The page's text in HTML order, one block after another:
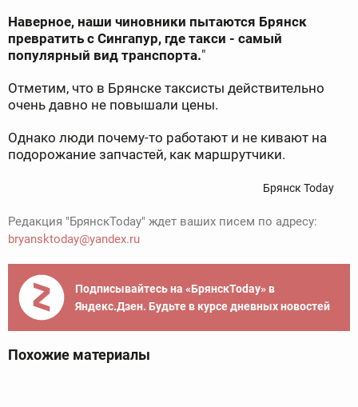
Наверное, наши чиновники пытаются Брянск
превратить с Сингапур, где такси - самый
популярный вид транспорта."
Отметим, что в Брянске таксисты действительно
очень давно не повышали цены.
Однако люди почему-то работают и не кивают на
подорожание запчастей, как маршрутчики.
Брянск Today
Редакция "БрянскToday" ждет ваших писем по адресу:
bryansktoday@yandex.ru
Подписывайтесь на «БрянскToday» в
Яндекс.Дзен. Будьте в курсе дневных новостей
Похожие материалы